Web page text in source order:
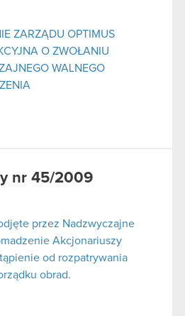
ZARZĄDU OPTIMUS
O ZWOŁANIU
WALNEGO
nr 45/2009
przez Nadzwyczajne
Akcjonariuszy
od rozpatrywania
obrad.